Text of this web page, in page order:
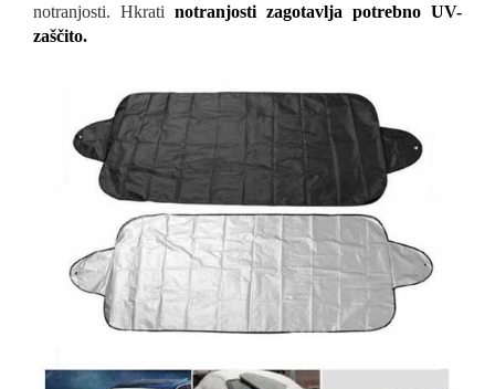
notranjosti. Hkrati notranjosti zagotavlja potrebno UV-
zaščito.